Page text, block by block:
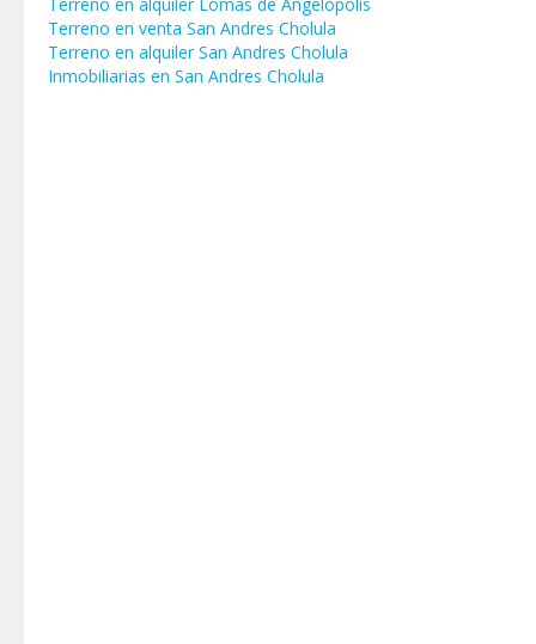
Terreno en venta San Andres Cholula
Terreno en alquiler San Andres Cholula
Inmobiliarias en San Andres Cholula